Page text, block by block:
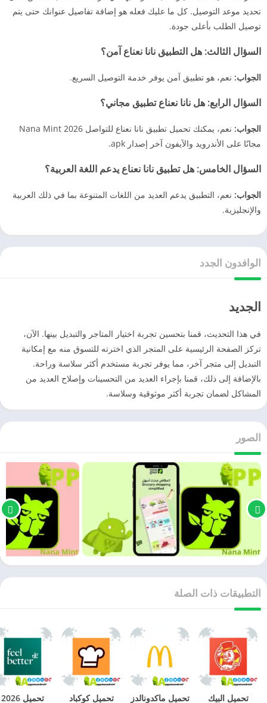
تحديد موعد التوصيل. كل ما عليك فعله هو إضافة تفاصيل عنوانك حتى يتم
توصيل الطلب بأعلى جودة.
السؤال الثالث: هل التطبيق نانا نعناع آمن؟
الجواب: نعم، هو تطبيق آمن يوفر خدمة التوصيل السريع.
السؤال الرابع: هل نانا نعناع تطبيق مجاني؟
الجواب:
نعم، يمكنك تحميل تطبيق نانا نعناع للتواصل Nana Mint 2026
مجانًا على الأندرويد والآيفون آخر إصدار apk.
السؤال الخامس: هل تطبيق نانا نعناع يدعم اللغة العربية؟
الجواب: نعم، التطبيق يدعم العديد من اللغات المتنوعة بما في ذلك العربية
والإنجليزية.
الوافدون الجدد
الجديد
في هذا التحديث، قمنا بتحسين تجربة اختيار المتاجر والتبديل بينها. الآن،
تركز الصفحة الرئيسية على المتجر الذي اخترته للتسوق منه مع إمكانية
التبديل إلى متجر آخر، مما يوفر تجربة مستخدم أكثر سلاسة وراحة.
بالإضافة إلى ذلك، قمنا بإجراء العديد من التحسينات وإصلاح العديد من
المشاكل لضمان تجربة أكثر موثوقية وسلاسة.
الصور
التطبيقات ذات الصلة
تحميل البيك
تحميل ماكدونالدز
تحميل كوكباد
تحميل 2026